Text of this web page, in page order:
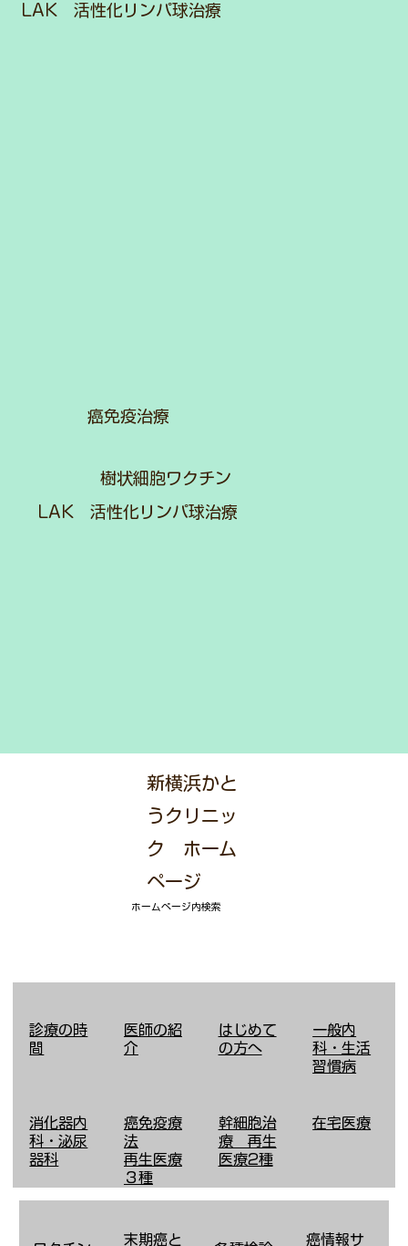
​LAK 活性化リンパ球治療
癌免疫治療
樹状細胞ワクチン
LAK 活性化リンパ球治療
新横浜かと
うクリニッ
ク ホーム
ページ
ホームページ内検索
診療の時
間
医師の紹
介
はじめて
の方へ
​一般内
科・生活
習慣病
消化器内
科・泌尿
器科
癌免疫療
法
​再生医療
３種
幹細胞治
療 再生
医療2種
在宅医療
​末期癌と 癌情報サ